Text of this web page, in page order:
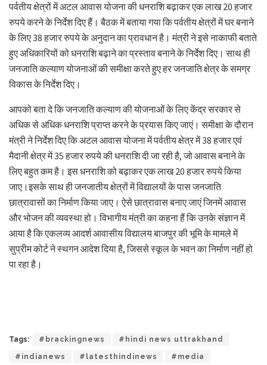
पर्वतीय क्षेत्रों में अटल आवास योजना की धनराशि बढ़ाकर एक लाख 20 हजार
रुपये करने के निर्देश दिए हैं। बैठक में बताया गया कि पर्वतीय क्षेत्रों में घर बनाने
के लिए 38 हजार रुपये के अनुदान का प्रावधान है। मंत्री ने इसे नाकाफी बताते
हुए अधिकारियों को धनराशि बढ़ाने का प्रस्ताव बनाने के निर्देश दिए। साथ ही
जनजाति कल्याण योजनाओं की समीक्षा करते हुए हर जनजाति क्षेत्र के समग्र
विकास के निर्देश दिए।
आपको बता दे कि जनजाति कल्याण की योजनाओं के लिए केंद्र सरकार से
अधिक से अधिक धनराशि प्राप्त करने के प्रयास किए जाएं। समीक्षा के दौरान
मंत्री ने निर्देश दिए कि अटल आवास योजना में पर्वतीय क्षेत्र में 38 हजार एवं
मैदानी क्षेत्र में 35 हजार रुपये की धनराशि दी जा रही है, जो आवास बनाने के
लिए बहुत कम है। इस धनराशि को बढ़ाकर एक लाख 20 हजार रुपये किया
जाए।इसके साथ ही जनजातीय क्षेत्रों में विद्यालयों के पास जनजाति
छात्रावासों का निर्माण किया जाए। ऐसे छात्रावास बनाए जाएं जिनमें आवास
और भोजन की व्यवस्था हो। विभागीय मंत्री का कहना हैं कि उनके संज्ञान में
आया है कि एकलव्य आदर्श आवासीय विद्यालय बाजपुर की भूमि के मामले में
सुप्रीम कोर्ट ने स्थगन आदेश दिया है, जिससे स्कूल के भवन का निर्माण नहीं हो
पा रहा है।
Tags: #brackingnews #hindi news uttrakhand
#indianews #latesthindinews #media